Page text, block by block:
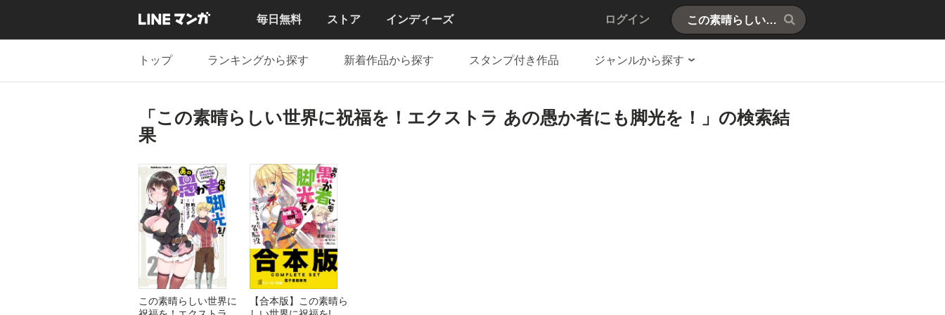
毎日無料 ストア インディーズ ログイン
トップ ランキングから探す 新着作品から探す スタンプ付き作品 ジャンルから探す
「この素晴らしい世界に祝福を！エクストラ あの愚か者にも脚光を！」の検索結
果
この素晴らしい世界に
【合本版】この素晴ら